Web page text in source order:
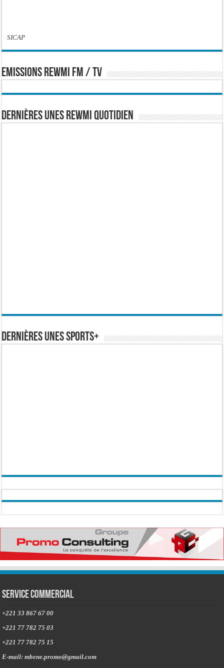
SICAP
EMISSIONS REWMI FM / TV
Dernières Unes Rewmi Quotidien
Dernières Unes Sports+
Service commercial
+221 33 867 67 00
+221 77 782 75 03
+221 77 782 75 15
E-mail: mbene.promo@gmail.com